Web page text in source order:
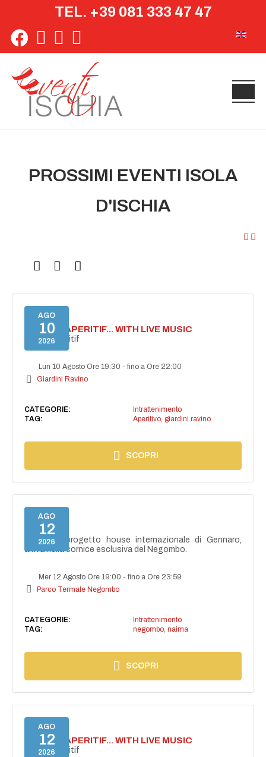
TEL. +39 081 333 47 47
PROSSIMI EVENTI ISOLA
D'ISCHIA
AGO
10
2026
SECRET APERITIF... WITH LIVE MUSIC
Secret aperitif
Lun 10 Agosto Ore 19:30 -fino a Ore 22:00
Giardini Ravino
CATEGORIE:
Intrattenimento
TAG:
Aperitivo, giardini ravino
SCOPRI
AGO
12
2026
NAIMA
NAIMA, il progetto house internazionale di Gennaro,
arriva nella cornice esclusiva del Negombo.
Mer 12 Agosto Ore 19:00 -fino a Ore 23:59
Parco Termale Negombo
CATEGORIE:
Intrattenimento
TAG:
negombo, naima
SCOPRI
AGO
12
2026
SECRET APERITIF... WITH LIVE MUSIC
Secret aperitif